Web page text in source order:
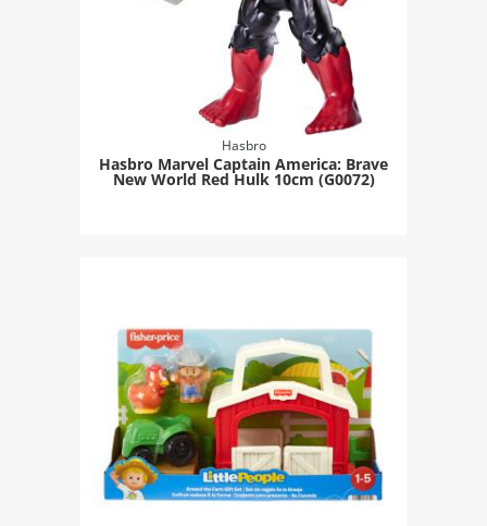
Hasbro
Hasbro Marvel Captain America: Brave
New World Red Hulk 10cm (G0072)